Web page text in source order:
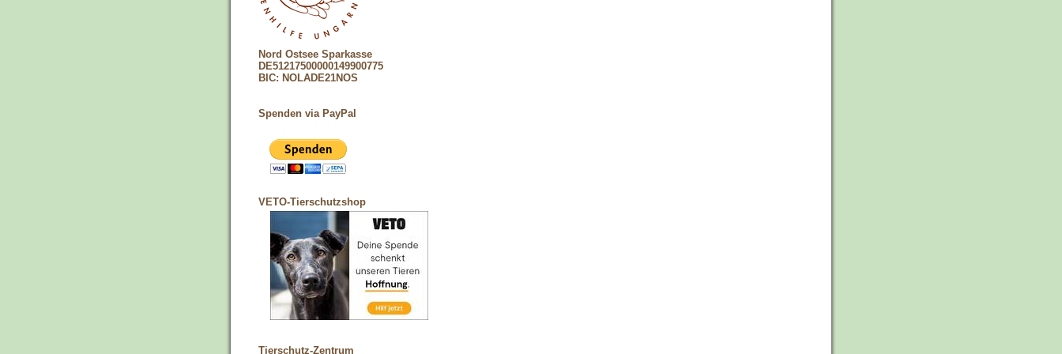
Nord Ostsee Sparkasse
DE51217500000149900775
BIC: NOLADE21NOS
Spenden via PayPal
VETO-Tierschutzshop
Tierschutz-Zentrum